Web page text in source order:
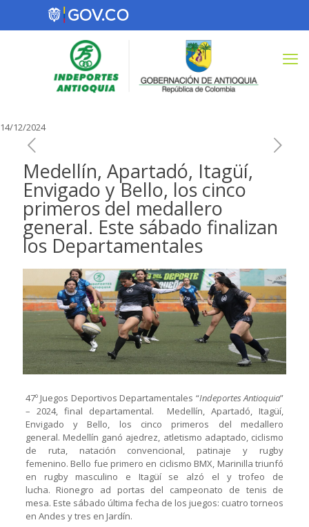
14/12/2024
Medellín, Apartadó, Itagüí,
Envigado y Bello, los cinco
primeros del medallero
general. Este sábado finalizan
los Departamentales
47º Juegos Deportivos Departamentales “Indeportes Antioquia”
– 2024, final departamental. Medellín, Apartadó, Itagüí,
Envigado y Bello, los cinco primeros del medallero
general. Medellín ganó ajedrez, atletismo adaptado, ciclismo
de ruta, natación convencional, patinaje y rugby
femenino. Bello fue primero en ciclismo BMX, Marinilla triunfó
en rugby masculino e Itagüí se alzó el y trofeo de
lucha. Rionegro ad portas del campeonato de tenis de
mesa. Este sábado última fecha de los juegos: cuatro torneos
en Andes y tres en Jardín.